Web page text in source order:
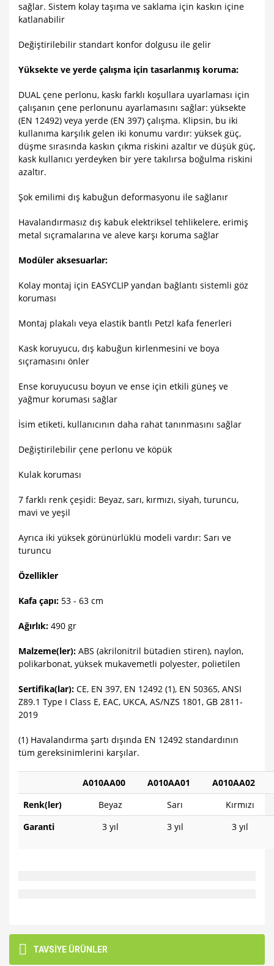
sağlar. Sistem kolay taşıma ve saklama için kaskın içine
katlanabilir
Değiştirilebilir standart konfor dolgusu ile gelir
Yüksekte ve yerde çalışma için tasarlanmış koruma:
DUAL çene perlonu, kaskı farklı koşullara uyarlaması için
çalışanın çene perlonunu ayarlamasını sağlar: yüksekte
(EN 12492) veya yerde (EN 397) çalışma. Klipsin, bu iki
kullanıma karşılık gelen iki konumu vardır: yüksek güç,
düşme sırasında kaskın çıkma riskini azaltır ve düşük güç,
kask kullanıcı yerdeyken bir yere takılırsa boğulma riskini
azaltır.
Şok emilimi dış kabuğun deformasyonu ile sağlanır
Havalandırmasız dış kabuk elektriksel tehlikelere, erimiş
metal sıçramalarına ve aleve karşı koruma sağlar
Modüler aksesuarlar:
Kolay montaj için EASYCLIP yandan bağlantı sistemli göz
koruması
Montaj plakalı veya elastik bantlı Petzl kafa fenerleri
Kask koruyucu, dış kabuğun kirlenmesini ve boya
sıçramasını önler
Ense koruyucusu boyun ve ense için etkili güneş ve
yağmur koruması sağlar
İsim etiketi, kullanıcının daha rahat tanınmasını sağlar
Değiştirilebilir çene perlonu ve köpük
Kulak koruması
7 farklı renk çeşidi: Beyaz, sarı, kırmızı, siyah, turuncu,
mavi ve yeşil
Ayrıca iki yüksek görünürlüklü modeli vardır: Sarı ve
turuncu
Özellikler
Kafa çapı: 53 - 63 cm
Ağırlık: 490 gr
Malzeme(ler): ABS (akrilonitril bütadien stiren), naylon,
polikarbonat, yüksek mukavemetli polyester, polietilen
Sertifika(lar): CE, EN 397, EN 12492 (1), EN 50365, ANSI
Z89.1 Type I Class E, EAC, UKCA, AS/NZS 1801, GB 2811-
2019
(1) Havalandırma şartı dışında EN 12492 standardının
tüm gereksinimlerini karşılar.
A010AA00 A010AA01
A010AA02
Renk(ler)
Beyaz Sarı
Kırmızı
Garanti
3 yıl 3 yıl 3 yıl
Bu ürüne ilk yorumu siz yapın!
kullanarak tarafımıza iletebilirsiniz.
TAVSİYE ÜRÜNLER